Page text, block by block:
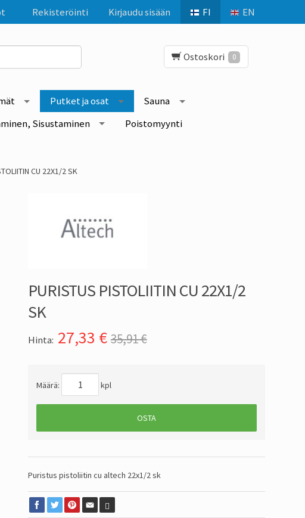
FI EN
Rekisteröinti Kirjaudu sisään
Ostoskori 0
Putket ja osat
Sauna
Sisustaminen
Poistomyynti
CU 22X1/2 SK
PURISTUS PISTOLIITIN CU 22X1/2
SK
Hinta: 27,33 € 35,91 €
Määrä: kpl
OSTA
Puristus pistoliitin cu altech 22x1/2 sk